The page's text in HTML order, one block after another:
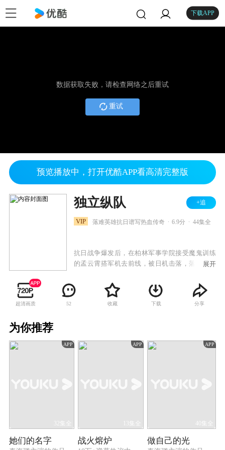
下载APP
数据获取失败，请检查网络之后重试
重试
预览播放中，打开优酷APP看高清完整版
独立纵队 +追
VIP 落难英雄抗日谱写热血传奇 6.9分 44集全
抗日战争爆发后，在柏林军事学院接受魔鬼训练
的孟云霄搭军机去前线，被日机击落，落在了凤
凰山的土匪改造成为一支抗日劲旅。凤凰山原女
匪首火凤凰对孟云霄渐生爱意，同时八路军的文
化教员李姝蔚也被孟云霄多次相救，渐生好感。
凰山的军队改编为“八路军太行山抗日纵队”，和
展开
超清画质 52 收藏 下载 分享
为你推荐
APP
32集全
她们的名字
APP
13集全
战火熔炉
APP
40集全
做自己的光